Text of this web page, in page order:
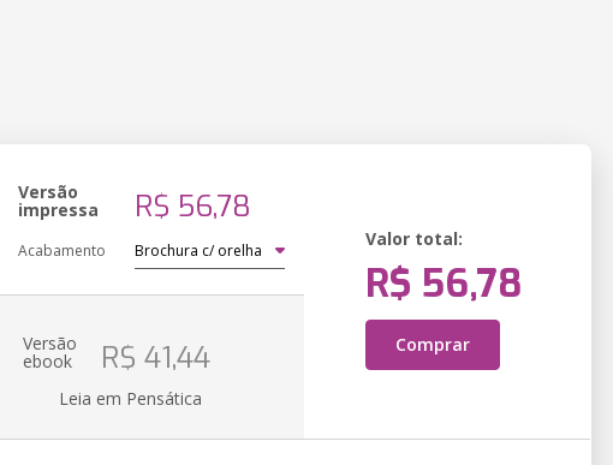
Versão
impressa R$ 56,78
Acabamento
Valor total:
R$ 56,78
Comprar
Versão
ebook R$ 41,44
Leia em Pensática